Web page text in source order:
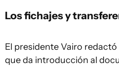
Los fichajes y
El presidente Vairo
que da introducción al